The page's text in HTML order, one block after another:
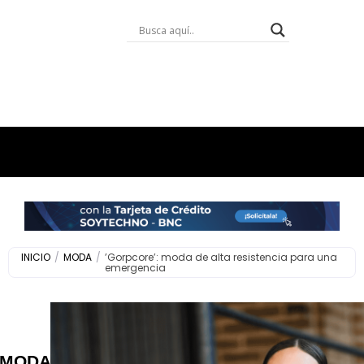
INICIO / MODA / ​’Gorpcore’: moda de alta resistencia para una
emergencia